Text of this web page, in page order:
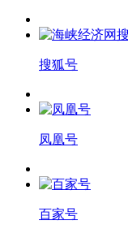
搜狐号
凤凰号
百家号